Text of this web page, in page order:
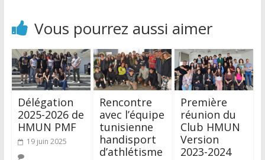
Vous pourrez aussi aimer
Délégation
2025-2026 de
HMUN PMF
19 juin 2025
Rencontre
avec l’équipe
tunisienne
handisport
d’athlétisme
Première
réunion du
Club HMUN
Version
2023-2024